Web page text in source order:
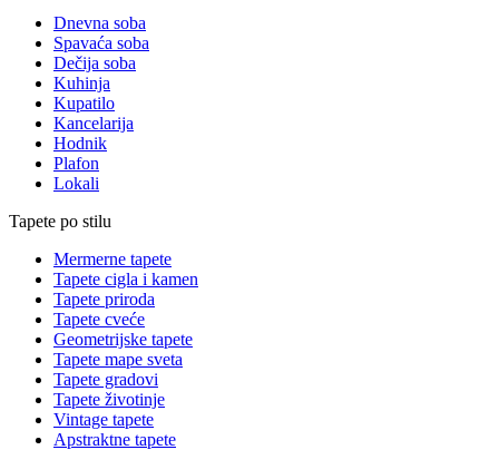
Dnevna soba
Spavaća soba
Dečija soba
Kuhinja
Kupatilo
Kancelarija
Hodnik
Plafon
Lokali
Tapete po stilu
Mermerne tapete
Tapete cigla i kamen
Tapete priroda
Tapete cveće
Geometrijske tapete
Tapete mape sveta
Tapete gradovi
Tapete životinje
Vintage tapete
Apstraktne tapete